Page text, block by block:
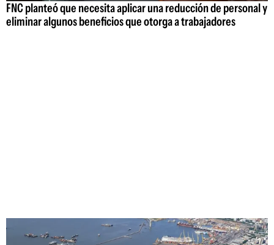
FNC planteó que necesita aplicar una reducción de personal y
eliminar algunos beneficios que otorga a trabajadores